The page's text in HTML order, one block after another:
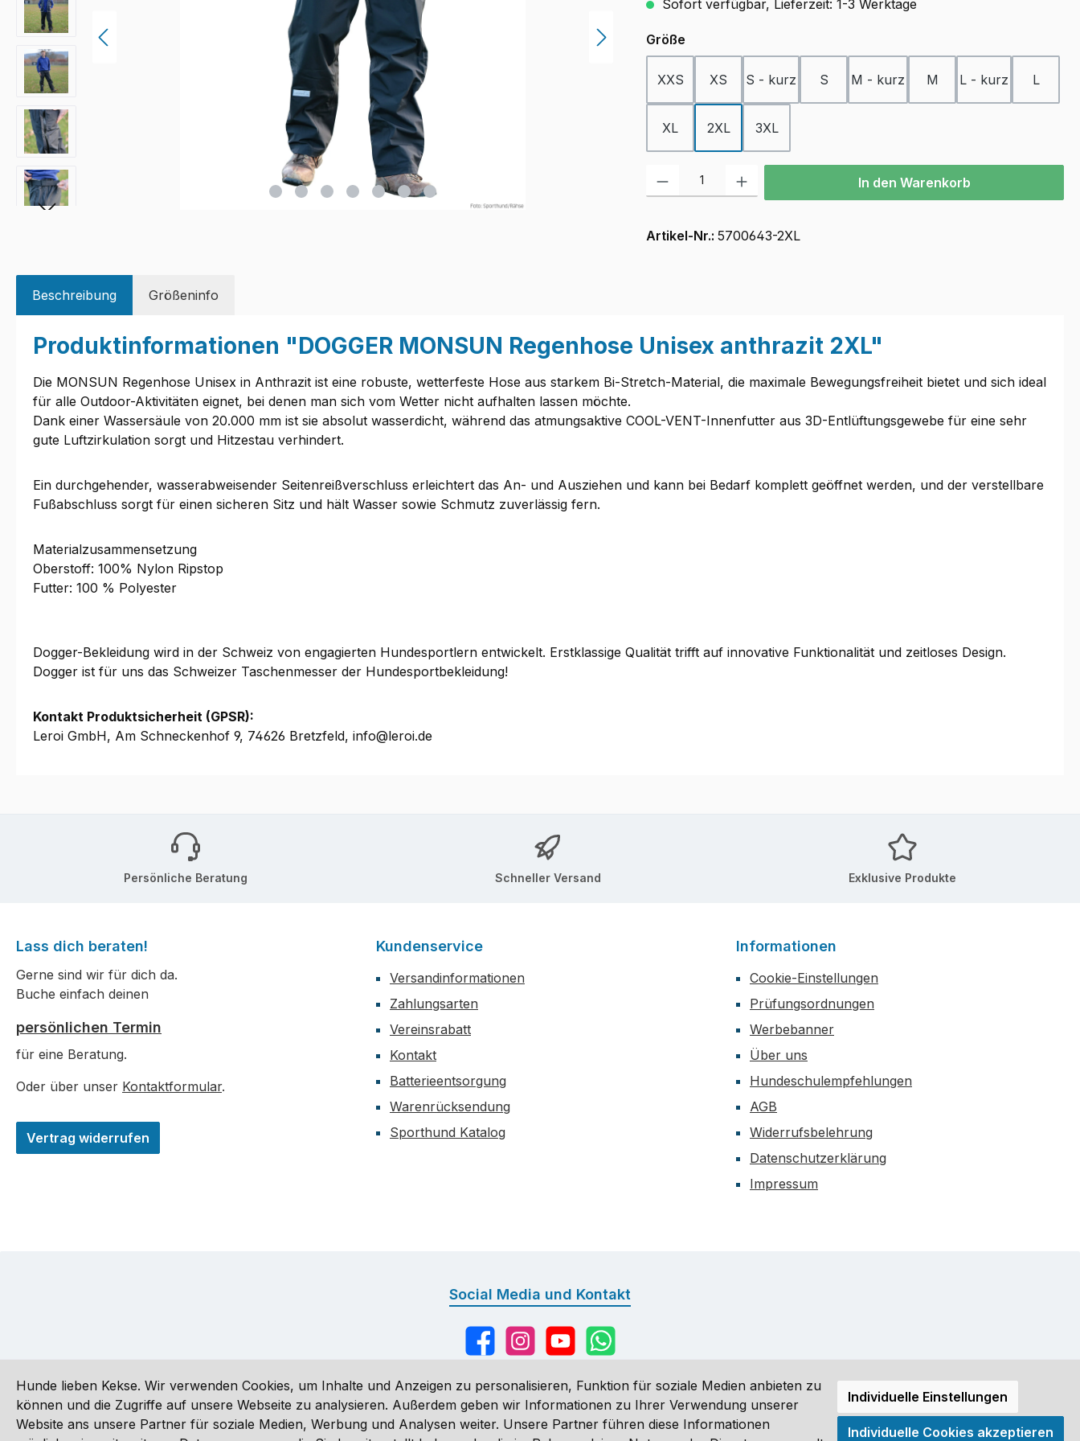
Sofort verfügbar, Lieferzeit: 1-3 Werktage
Größe
XXS XS S - kurz S M - kurz M L - kurz L
XL 2XL 3XL
Produkt Anzahl: Gib den gewünschten Wert ein oder benutze die Schaltflächen
In den Warenkorb
Artikel-Nr.: 5700643-2XL
Beschreibung Größeninfo
Produktinformationen "DOGGER MONSUN Regenhose Unisex anthrazit 2XL"
Die MONSUN Regenhose Unisex in Anthrazit ist eine robuste, wetterfeste Hose aus starkem Bi-Stretch-Material, die maximale Bewegungsfreiheit bietet und sich ideal
für alle Outdoor-Aktivitäten eignet, bei denen man sich vom Wetter nicht aufhalten lassen möchte.
Dank einer Wassersäule von 20.000 mm ist sie absolut wasserdicht, während das atmungsaktive COOL-VENT-Innenfutter aus 3D-Entlüftungsgewebe für eine sehr
gute Luftzirkulation sorgt und Hitzestau verhindert.
Ein durchgehender, wasserabweisender Seitenreißverschluss erleichtert das An- und Ausziehen und kann bei Bedarf komplett geöffnet werden, und der verstellbare
Fußabschluss sorgt für einen sicheren Sitz und hält Wasser sowie Schmutz zuverlässig fern.
Materialzusammensetzung
Oberstoff: 100% Nylon Ripstop
Futter: 100 % Polyester
Dogger-Bekleidung wird in der Schweiz von engagierten Hundesportlern entwickelt. Erstklassige Qualität trifft auf innovative Funktionalität und zeitloses Design.
Dogger ist für uns das Schweizer Taschenmesser der Hundesportbekleidung!
Kontakt Produktsicherheit (GPSR):
Leroi GmbH, Am Schneckenhof 9, 74626 Bretzfeld, info@leroi.de
Persönliche Beratung Schneller Versand Exklusive Produkte
Lass dich beraten!
Gerne sind wir für dich da.
Buche einfach deinen
persönlichen Termin
für eine Beratung.
Oder über unser Kontaktformular.
Vertrag widerrufen
Kundenservice
Versandinformationen
Zahlungsarten
Vereinsrabatt
Kontakt
Batterieentsorgung
Warenrücksendung
Sporthund Katalog
Informationen
Cookie-Einstellungen
Prüfungsordnungen
Werbebanner
Über uns
Hundeschulempfehlungen
AGB
Widerrufsbelehrung
Datenschutzerklärung
Impressum
Social Media und Kontakt
FacebookInstagramYouTubeWhatsApp
Hunde lieben Kekse. Wir verwenden Cookies, um Inhalte und Anzeigen zu personalisieren, Funktion für soziale Medien anbieten zu
können und die Zugriffe auf unsere Webseite zu analysieren. Außerdem geben wir Informationen zu Ihrer Verwendung unserer
Website ans unsere Partner für soziale Medien, Werbung und Analysen weiter. Unsere Partner führen diese Informationen
Individuelle Einstellungen
Individuelle Cookies akzeptieren